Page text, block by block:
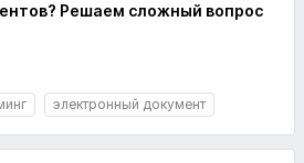
Решаем сложный вопрос
электронный документ